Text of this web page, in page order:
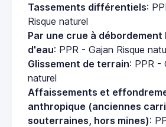
Tassements différentiels:
Risque naturel
Par une crue à
d'eau: PPR - Gajan Risque
Glissement de terrain: PPR -
naturel
Affaissements et
anthropique (anciennes
souterraines, hors mines):